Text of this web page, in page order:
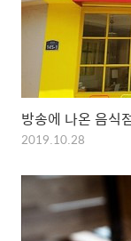
방송에 나온 음
2019.10.28